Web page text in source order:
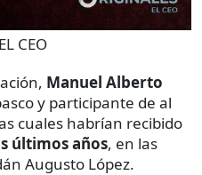
EL CEO
Manuel Alberto
y participante de al
cuales habrían recibido
últimos años, en las
Augusto López.